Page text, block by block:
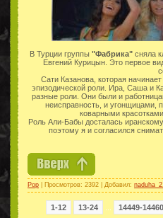
В Турции группы "Фабрика" сняла
Евгений Курицын. Это первое
Сати Казанова, которая
эпизодической роли. Ира, Саша и
разные роли. Они были и
неисправность, и угонщицами,
коварными
Роль Али-Бабы досталась
поэтому я и согласился
Pop | Просмотров: 2392 | Добавил:
1-12 13-24 14449-14460